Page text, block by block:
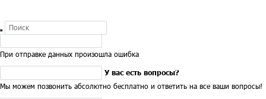
При отправке данных произошла ошибка
У вас есть вопросы?
Мы можем позвонить абсолютно бесплатно и ответить на все ваши вопросы!